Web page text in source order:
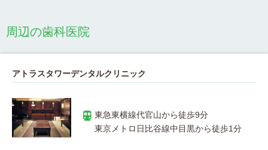
周辺の歯科医院
アトラスタワーデンタルクリニック